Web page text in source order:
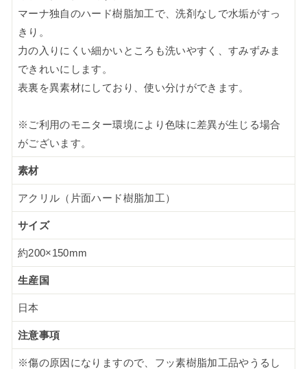
マーナ独自のハード樹脂加工で、洗剤なしで水垢がすっ
きり。
力の入りにくい細かいところも洗いやすく、すみずみま
できれいにします。
表裏を異素材にしており、使い分けができます。
※ご利用のモニター環境により色味に差異が生じる場合
がございます。
素材
アクリル（片面ハード樹脂加工）
サイズ
約200×150mm
生産国
日本
注意事項
※傷の原因になりますので、フッ素樹脂加工品やうるし